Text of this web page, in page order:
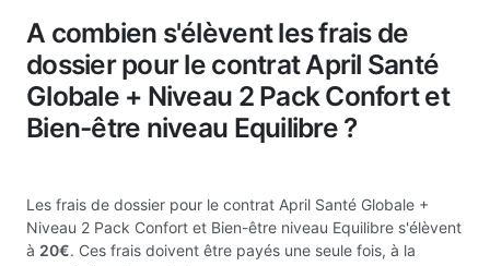
A combien s'élèvent les frais de
dossier pour le contrat April Santé
Globale + Niveau 2 Pack Confort et
Bien-être niveau Equilibre ?
Les frais de dossier pour le contrat April Santé Globale +
Niveau 2 Pack Confort et Bien-être niveau Equilibre s'élèvent
à 20€. Ces frais doivent être payés une seule fois, à la